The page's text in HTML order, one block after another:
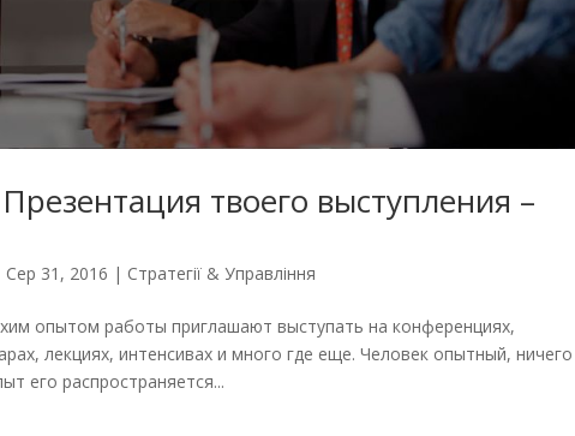
твоего выступления –
Сер 31, 2016 | Стратегії & Управління
опытом работы приглашают выступать на конференциях,
лекциях, интенсивах и много где еще. Человек опытный, ничего
его распространяется...